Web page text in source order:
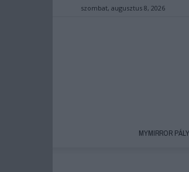
szombat, augusztus 8, 2026
MYMIRROR